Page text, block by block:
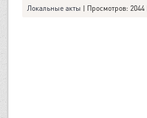
Локальные акты | Просмотров: 2044